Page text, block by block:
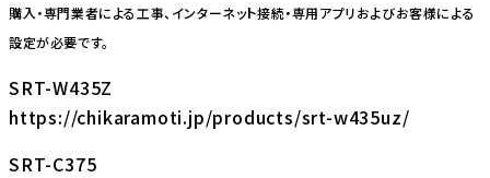
購入・専門業者による工事、インターネット接続・専用アプリおよびお客様による
設定が必要です。
SRT-W435Z
https://chikaramoti.jp/products/srt-w435uz/
SRT-C375